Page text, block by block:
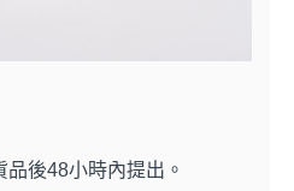
後48小時內提出。